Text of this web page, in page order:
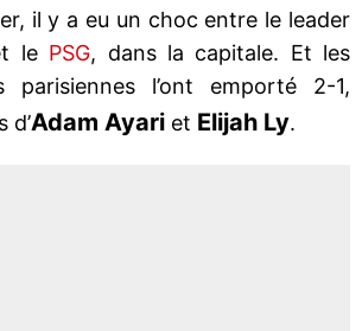
il y a eu un choc entre le leader
le PSG, dans la capitale. Et les
parisiennes l’ont emporté 2-1,
d’Adam Ayari et Elijah Ly.